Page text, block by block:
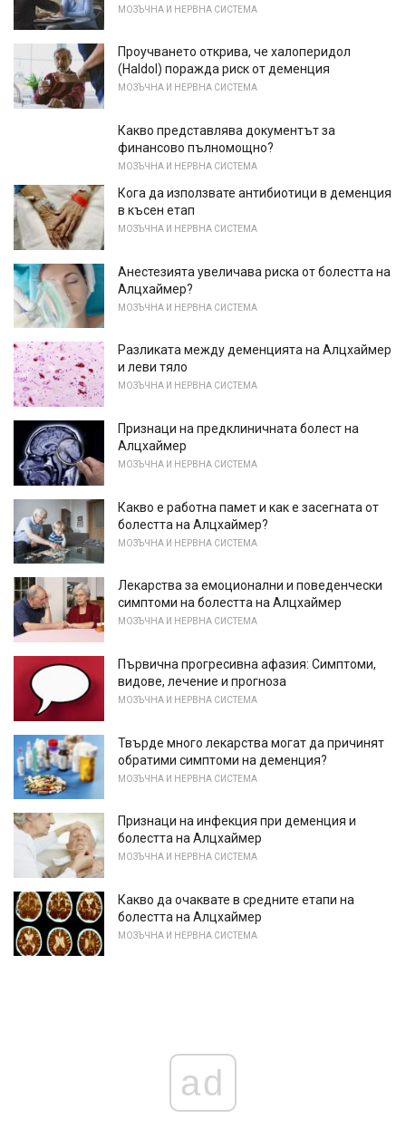
МОЗЪЧНА И НЕРВНА СИСТЕМА
Проучването открива, че халоперидол
(Haldol) поражда риск от деменция
МОЗЪЧНА И НЕРВНА СИСТЕМА
Какво представлява документът за
финансово пълномощно?
МОЗЪЧНА И НЕРВНА СИСТЕМА
Кога да използвате антибиотици в деменция
в късен етап
МОЗЪЧНА И НЕРВНА СИСТЕМА
Анестезията увеличава риска от болестта на
Алцхаймер?
МОЗЪЧНА И НЕРВНА СИСТЕМА
Разликата между деменцията на Алцхаймер
и леви тяло
МОЗЪЧНА И НЕРВНА СИСТЕМА
Признаци на предклиничната болест на
Алцхаймер
МОЗЪЧНА И НЕРВНА СИСТЕМА
Какво е работна памет и как е засегната от
болестта на Алцхаймер?
МОЗЪЧНА И НЕРВНА СИСТЕМА
Лекарства за емоционални и поведенчески
симптоми на болестта на Алцхаймер
МОЗЪЧНА И НЕРВНА СИСТЕМА
Първична прогресивна афазия: Симптоми,
видове, лечение и прогноза
МОЗЪЧНА И НЕРВНА СИСТЕМА
Твърде много лекарства могат да причинят
обратими симптоми на деменция?
МОЗЪЧНА И НЕРВНА СИСТЕМА
Признаци на инфекция при деменция и
болестта на Алцхаймер
МОЗЪЧНА И НЕРВНА СИСТЕМА
Какво да очаквате в средните етапи на
болестта на Алцхаймер
МОЗЪЧНА И НЕРВНА СИСТЕМА
ad